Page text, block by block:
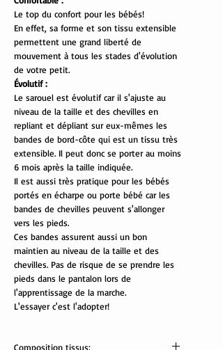
Le top du confort pour les bébés!
En effet, sa forme et son tissu extensible
permettent une grand liberté de
mouvement à tous les stades d'évolution
de votre petit.
Évolutif :
Le sarouel est évolutif car il s'ajuste au
niveau de la taille et des chevilles en
repliant et dépliant sur eux-mêmes les
bandes de bord-côte qui est un tissu très
extensible. Il peut donc se porter au moins
6 mois après la taille indiquée.
Il est aussi très pratique pour les bébés
portés en écharpe ou porte bébé car les
bandes de chevilles peuvent s'allonger
vers les pieds.
Ces bandes assurent aussi un bon
maintien au niveau de la taille et des
chevilles. Pas de risque de se prendre les
pieds dans le pantalon lors de
l'apprentissage de la marche.
L'essayer c'est l'adopter!
Composition tissus: